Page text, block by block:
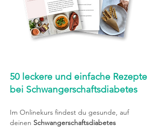
50 leckere und einfache Rezepte
bei Schwangerschaftsdiabetes
Im Onlinekurs findest du gesunde, auf
deinen Schwangerschaftsdiabetes